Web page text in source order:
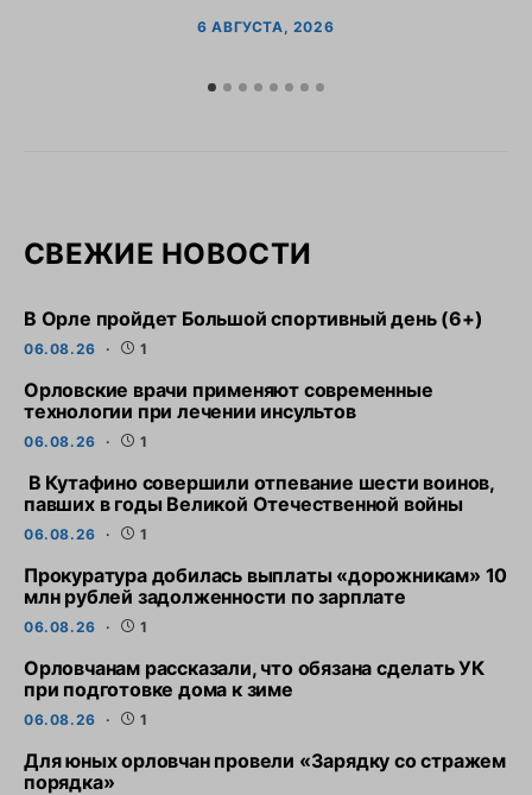
6 АВГУСТА, 2026
СВЕЖИЕ НОВОСТИ
В Орле пройдет Большой спортивный день (6+)
06.08.26 1
Орловские врачи применяют современные
технологии при лечении инсультов
06.08.26 1
В Кутафино совершили отпевание шести воинов,
павших в годы Великой Отечественной войны
06.08.26 1
Прокуратура добилась выплаты «дорожникам» 10
млн рублей задолженности по зарплате
06.08.26 1
Орловчанам рассказали, что обязана сделать УК
при подготовке дома к зиме
06.08.26 1
Для юных орловчан провели «Зарядку со стражем
порядка»